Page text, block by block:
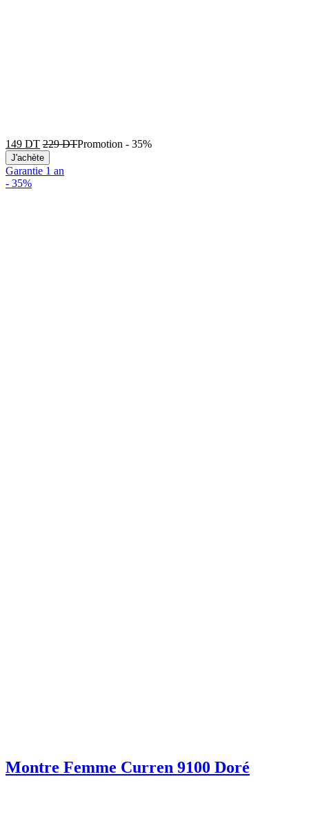
149 DT 229DTPromotion - 35%
J'achète
Garantie 1 an
- 35%
Montre Femme Curren 9100 Doré